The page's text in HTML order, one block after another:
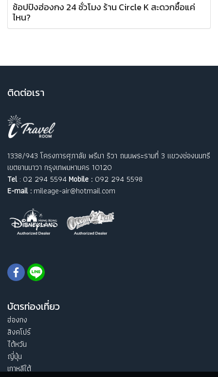
ช้อปปิงฮ่องกง 24 ชั่วโมง ร้าน Circle K สะดวกซื้อแค่
ไหน?
ติดต่อเรา
1338/943 โครงการศุภาลัย พรีมา ริวา ถนนพระรามที่ 3 แขวงช่องนนทรี
เขตยานนาวา กรุงเทพมหานคร 10120
Tel: 02 294 5594 Mobile : 092 294 5598
E-mail : mileage-air@hotmail.com
บัตรท่องเที่ยว
ฮ่องกง
สิงคโปร์
ไต้หวัน
ญี่ปุ่น
เกาหลีใต้